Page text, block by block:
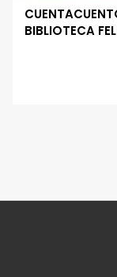
BIBLIOTECA